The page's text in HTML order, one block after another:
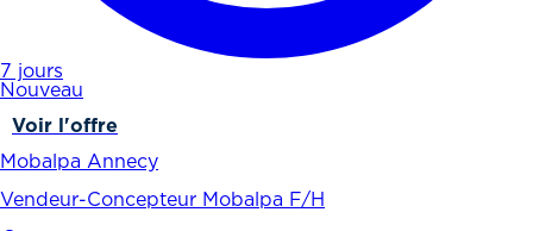
7 jours
Nouveau
Voir l'offre
Mobalpa Annecy
Vendeur-Concepteur Mobalpa F/H